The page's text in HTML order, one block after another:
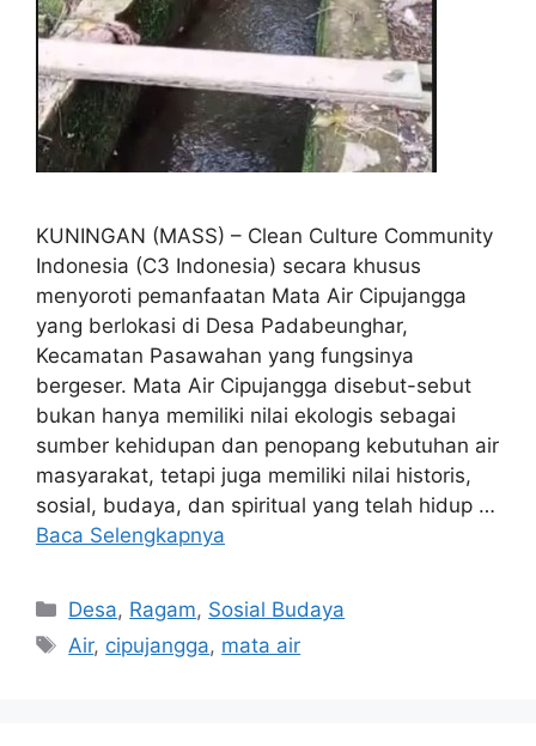
KUNINGAN (MASS) – Clean Culture Community
Indonesia (C3 Indonesia) secara khusus
menyoroti pemanfaatan Mata Air Cipujangga
yang berlokasi di Desa Padabeunghar,
Kecamatan Pasawahan yang fungsinya
bergeser. Mata Air Cipujangga disebut-sebut
bukan hanya memiliki nilai ekologis sebagai
sumber kehidupan dan penopang kebutuhan air
masyarakat, tetapi juga memiliki nilai historis,
sosial, budaya, dan spiritual yang telah hidup …
Baca Selengkapnya
Kategori
Desa, Ragam, Sosial Budaya
Tag
Air, cipujangga, mata air